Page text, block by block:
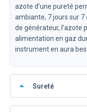
azote d’une pureté
ambiante, 7 jours sur 7
de générateur, l’azote
alimentation en gaz
instrument en aura
Sureté